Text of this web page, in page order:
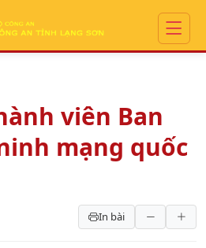
viên Ban
mạng quốc
In bài